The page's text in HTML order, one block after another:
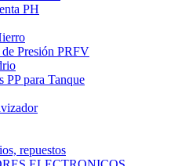
PH
de Presión PRFV
PP para Tanque
repuestos